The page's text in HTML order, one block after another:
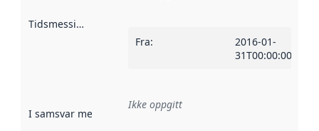
Tidsmessig avgrensning
Fra:
2016-01-
31T00:00:00Z
I samsvar med Referanse til en implementasjonsregel
Ikke oppgitt